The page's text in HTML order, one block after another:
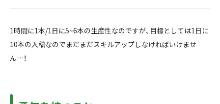
1時間に1本/1日に5~6本の生産性なのですが、目標としては1日に
10本の入稿なのでまだまだスキルアップしなければいけませ
ん…！